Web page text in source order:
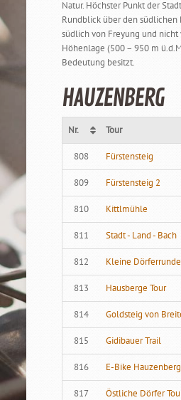
Natur. Höchster Punkt der
Rundblick über den südlichen
südlich von Freyung und
Höhenlage (500 – 950 m
Bedeutung besitzt.
HAUZENBERG
Nr. Tour
808 Fürstensteig
809 Fürstensteig 2
810 Kittlmühle
811 Stadt - Land - Bach
812 Kleine Dörferrunde
813 Hausberge Tour
814 Goldsteig von
815 Gidibauer Trail
816 E-Bike Hauzenberg
817 Östliche Dörfer